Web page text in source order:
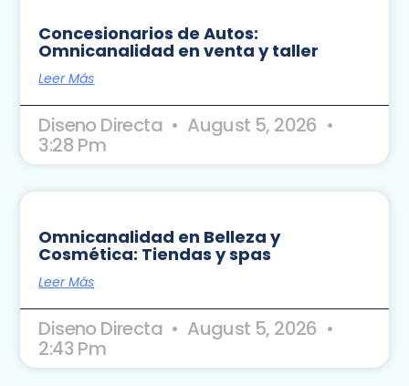
Concesionarios de Autos:
Omnicanalidad en venta y taller
Leer Más
Diseno Directa August 5, 2026
3:28 Pm
Omnicanalidad en Belleza y
Cosmética: Tiendas y spas
Leer Más
Diseno Directa August 5, 2026
2:43 Pm